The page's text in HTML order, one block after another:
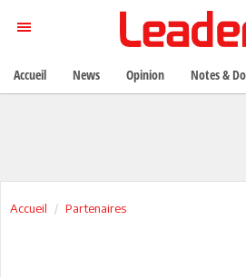
Accueil Partenaires
Accueil News Opinion Notes &